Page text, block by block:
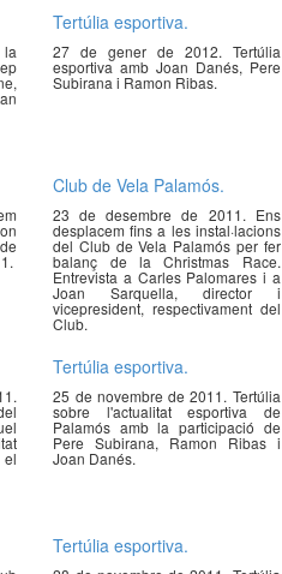
Tertúlia esportiva.
27 de gener de 2012. Tertúlia
esportiva amb Joan Danés, Pere
Subirana i Ramon Ribas.
Club de Vela Palamós.
23 de desembre de 2011. Ens
desplacem fins a les instal·lacions
del Club de Vela Palamós per fer
balanç de la Christmas Race.
Entrevista a Carles Palomares i a
Joan Sarquella, director i
vicepresident, respectivament del
Club.
el
Tertúlia esportiva.
25 de novembre de 2011. Tertúlia
sobre l'actualitat esportiva de
Palamós amb la participació de
Pere Subirana, Ramon Ribas i
Joan Danés.
Tertúlia esportiva.